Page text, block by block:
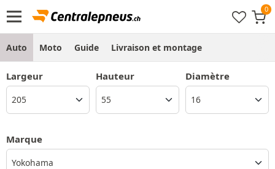
Auto Moto Guide Livraison et montage
Largeur Hauteur Diamètre
Marque
Yokohama